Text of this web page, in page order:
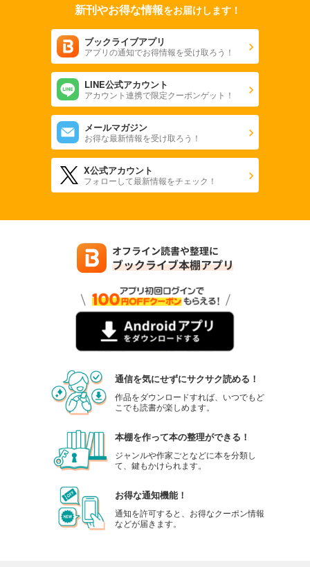
新刊やお得な情報をお届けします！
ブックライブアプリ
アプリの通知でお得情報を受け取ろう！
LINE公式アカウント
アカウント連携で限定クーポンゲット！
メールマガジン
お得な最新情報を受け取ろう！
X公式アカウント
フォローして最新情報をチェック！
通信を気にせずにサクサク読める！
作品をダウンロードすれば、いつでもど
こでも読書が楽しめます。
本棚を作って本の整理ができる！
ジャンルや作家ごとなどに本を分類し
て、鍵もかけられます。
お得な通知機能！
通知を許可すると、お得なクーポン情報
などが届きます。